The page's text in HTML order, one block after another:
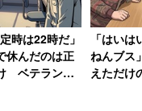
童の数が年度末に
で見ると、待機児
2位以降は以下の通
時は22時だ」
休んだのは正
ベテラン男
「はい
ねんブス
えただけ